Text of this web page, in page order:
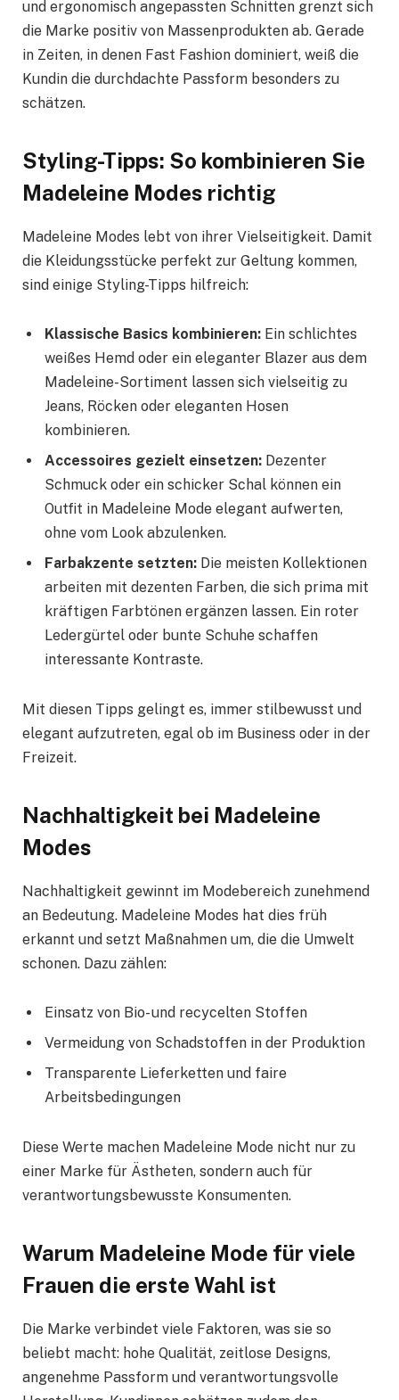
und ergonomisch angepassten Schnitten grenzt sich
die Marke positiv von Massenprodukten ab. Gerade
in Zeiten, in denen Fast Fashion dominiert, weiß die
Kundin die durchdachte Passform besonders zu
schätzen.
Styling-Tipps: So kombinieren Sie
Madeleine Modes richtig
Madeleine Modes lebt von ihrer Vielseitigkeit. Damit
die Kleidungsstücke perfekt zur Geltung kommen,
sind einige Styling-Tipps hilfreich:
Klassische Basics kombinieren: Ein schlichtes
weißes Hemd oder ein eleganter Blazer aus dem
Madeleine-Sortiment lassen sich vielseitig zu
Jeans, Röcken oder eleganten Hosen
kombinieren.
Accessoires gezielt einsetzen: Dezenter
Schmuck oder ein schicker Schal können ein
Outfit in Madeleine Mode elegant aufwerten,
ohne vom Look abzulenken.
Farbakzente setzten: Die meisten Kollektionen
arbeiten mit dezenten Farben, die sich prima mit
kräftigen Farbtönen ergänzen lassen. Ein roter
Ledergürtel oder bunte Schuhe schaffen
interessante Kontraste.
Mit diesen Tipps gelingt es, immer stilbewusst und
elegant aufzutreten, egal ob im Business oder in der
Freizeit.
Nachhaltigkeit bei Madeleine
Modes
Nachhaltigkeit gewinnt im Modebereich zunehmend
an Bedeutung. Madeleine Modes hat dies früh
erkannt und setzt Maßnahmen um, die die Umwelt
schonen. Dazu zählen:
Einsatz von Bio- und recycelten Stoffen
Vermeidung von Schadstoffen in der Produktion
Transparente Lieferketten und faire
Arbeitsbedingungen
Diese Werte machen Madeleine Mode nicht nur zu
einer Marke für Ästheten, sondern auch für
verantwortungsbewusste Konsumenten.
Warum Madeleine Mode für viele
Frauen die erste Wahl ist
Die Marke verbindet viele Faktoren, was sie so
beliebt macht: hohe Qualität, zeitlose Designs,
angenehme Passform und verantwortungsvolle